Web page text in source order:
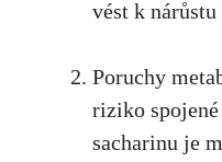
vést k
Poruchy
riziko
sacharinu je